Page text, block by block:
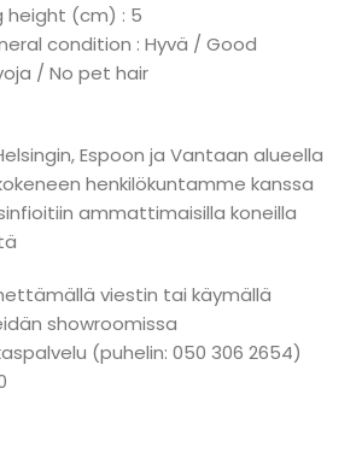
height (cm) : 5
condition : Hyvä / Good
/ No pet hair
Espoon ja Vantaan alueella
henkilökuntamme kanssa
ammattimaisilla koneilla
viestin tai käymällä
showroomissa
(puhelin: 050 306 2654)